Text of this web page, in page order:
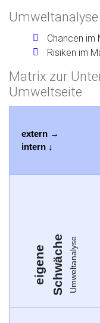
Chancen im
Risiken im
Matrix zur
Umweltseite
extern →
intern ↓
e
i
g
e
n
e
S
c
h
w
ä
c
heUmweltanalyse